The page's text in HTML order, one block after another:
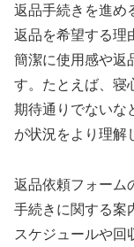
返品手続きを進め
返品を希望する理
簡潔に使用感や返
す。たとえば、寝
期待通りでないな
が状況をより理解
返品依頼フォーム
手続きに関する案
スケジュールや回